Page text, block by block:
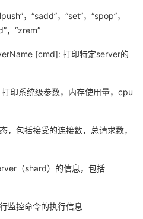
，“sadd”，“set”，“spop”，
，“zrem”
[cmd]: 打印特定server的
印系统级参数，内存使用量，cpu
，包括接受的连接数，总请求数，
（shard）的信息，包括
监控命令的执行信息